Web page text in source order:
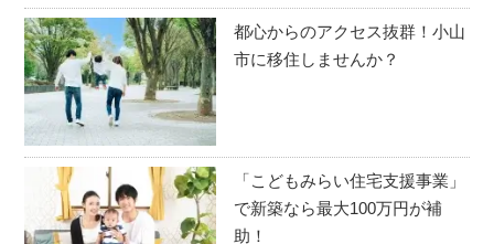
都心からのアクセス抜群！小山
市に移住しませんか？
「こどもみらい住宅支援事業」
で新築なら最大100万円が補
助！